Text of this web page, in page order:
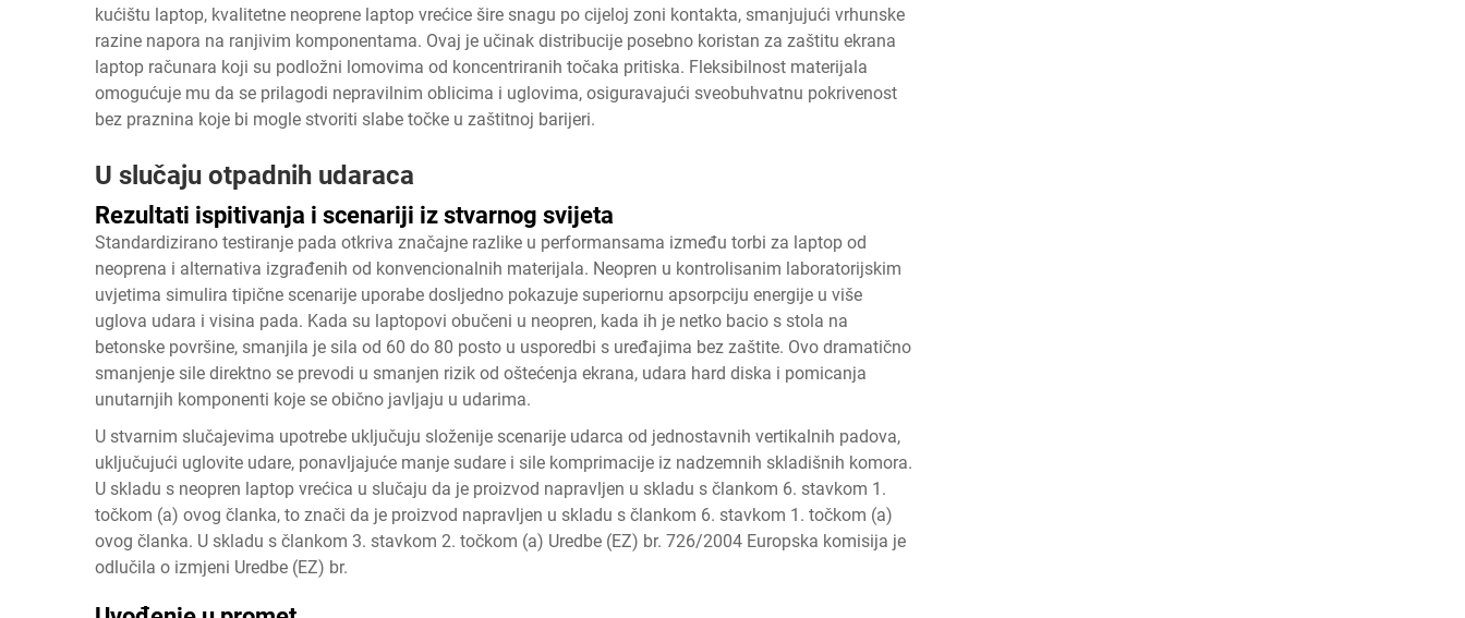
kućištu laptop, kvalitetne neoprene laptop vrećice šire snagu po cijeloj zoni kontakta, smanjujući vrhunske
razine napora na ranjivim komponentama. Ovaj je učinak distribucije posebno koristan za zaštitu ekrana
laptop računara koji su podložni lomovima od koncentriranih točaka pritiska. Fleksibilnost materijala
omogućuje mu da se prilagodi nepravilnim oblicima i uglovima, osiguravajući sveobuhvatnu pokrivenost
bez praznina koje bi mogle stvoriti slabe točke u zaštitnoj barijeri.
U slučaju otpadnih udaraca
Rezultati ispitivanja i scenariji iz stvarnog svijeta
Standardizirano testiranje pada otkriva značajne razlike u performansama između torbi za laptop od
neoprena i alternativa izgrađenih od konvencionalnih materijala. Neopren u kontrolisanim laboratorijskim
uvjetima simulira tipične scenarije uporabe dosljedno pokazuje superiornu apsorpciju energije u više
uglova udara i visina pada. Kada su laptopovi obučeni u neopren, kada ih je netko bacio s stola na
betonske površine, smanjila je sila od 60 do 80 posto u usporedbi s uređajima bez zaštite. Ovo dramatično
smanjenje sile direktno se prevodi u smanjen rizik od oštećenja ekrana, udara hard diska i pomicanja
unutarnjih komponenti koje se obično javljaju u udarima.
U stvarnim slučajevima upotrebe uključuju složenije scenarije udarca od jednostavnih vertikalnih padova,
uključujući uglovite udare, ponavljajuće manje sudare i sile komprimacije iz nadzemnih skladišnih komora.
U skladu s neopren laptop vrećica u slučaju da je proizvod napravljen u skladu s člankom 6. stavkom 1.
točkom (a) ovog članka, to znači da je proizvod napravljen u skladu s člankom 6. stavkom 1. točkom (a)
ovog članka. U skladu s člankom 3. stavkom 2. točkom (a) Uredbe (EZ) br. 726/2004 Europska komisija je
odlučila o izmjeni Uredbe (EZ) br.